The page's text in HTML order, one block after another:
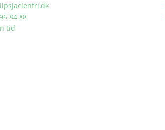
84 88
tid